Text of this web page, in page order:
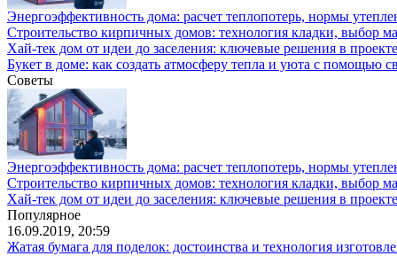
Энергоэффективность дома: расчет теплопотерь, нормы
Строительство кирпичных домов: технология кладки, выбор
Хай-тек дом от идеи до заселения: ключевые решения в
Букет в доме: как создать атмосферу тепла и уюта с помощью
Советы
Энергоэффективность дома: расчет теплопотерь, нормы
Строительство кирпичных домов: технология кладки, выбор
Хай-тек дом от идеи до заселения: ключевые решения в
Популярное
16.09.2019, 20:59
Жатая бумага для поделок: достоинства и технология